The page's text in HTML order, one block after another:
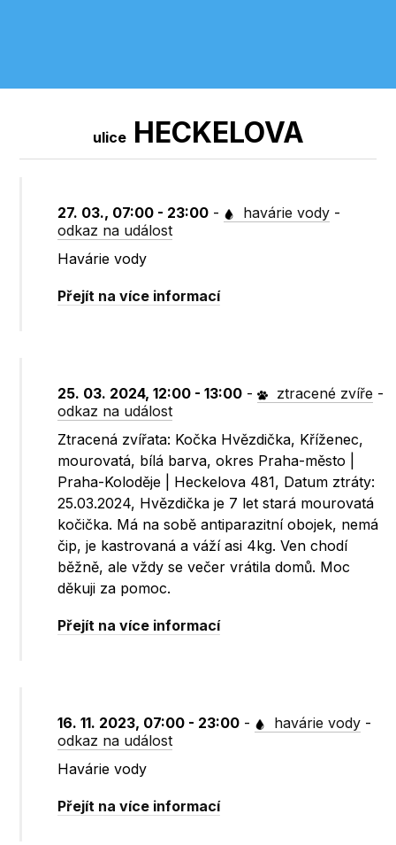
uliceHECKELOVA
27. 03., 07:00 - 23:00 - havárie vody -
odkaz na událost
Havárie vody
Přejít na více informací
25. 03. 2024, 12:00 - 13:00 - ztracené zvíře -
odkaz na událost
Ztracená zvířata: Kočka Hvězdička, Kříženec,
mourovatá, bílá barva, okres Praha-město |
Praha-Koloděje | Heckelova 481, Datum ztráty:
25.03.2024, Hvězdička je 7 let stará mourovatá
kočička. Má na sobě antiparazitní obojek, nemá
čip, je kastrovaná a váží asi 4kg. Ven chodí
běžně, ale vždy se večer vrátila domů. Moc
děkuji za pomoc.
Přejít na více informací
16. 11. 2023, 07:00 - 23:00 - havárie vody -
odkaz na událost
Havárie vody
Přejít na více informací